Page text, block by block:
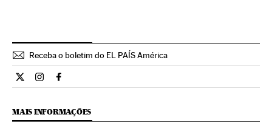
Receba o boletim do EL PAÍS América
Internacional El País Brasil en Twitter
Internacional El País Brasil en Instagram
Internacional El País Brasil en Facebook
MAIS INFORMAÇÕES